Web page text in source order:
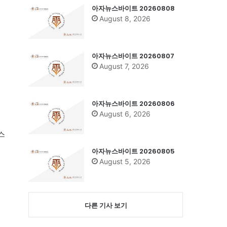
아자뉴스바이트 20260808
August 8, 2026
아자뉴스바이트 20260807
August 7, 2026
아자뉴스바이트 20260806
August 6, 2026
아자뉴스바이트 20260805
August 5, 2026
다른 기사 보기